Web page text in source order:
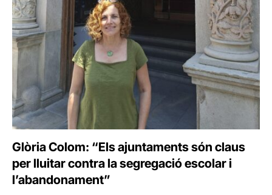
Glòria Colom: “Els ajuntaments són claus
per lluitar contra la segregació escolar i
l’abandonament”